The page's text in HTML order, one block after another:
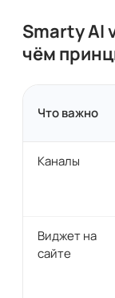
Smarty AI
чём
Что важно
Каналы
Виджет на
сайте